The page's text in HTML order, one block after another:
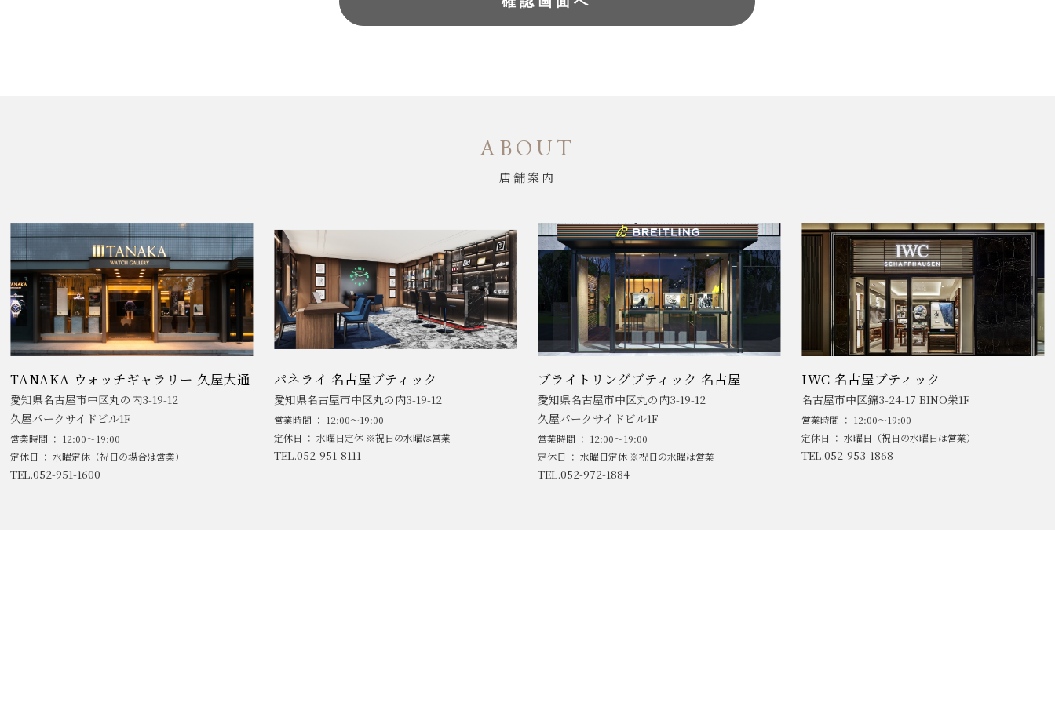
ABOUT
店舗案内
TANAKA ウォッチギャラリー 久屋大通
愛知県名古屋市中区丸の内3-19-12
久屋パークサイドビル1F
営業時間 ： 12:00～19:00
定休日 ： 水曜定休（祝日の場合は営業）
TEL.052-951-1600
パネライ 名古屋ブティック
愛知県名古屋市中区丸の内3-19-12
営業時間 ： 12:00～19:00
定休日 ： 水曜日定休 ※祝日の水曜は営業
TEL.052-951-8111
ブライトリングブティック 名古屋
愛知県名古屋市中区丸の内3-19-12
久屋パークサイドビル1F
営業時間 ： 12:00～19:00
定休日 ： 水曜日定休 ※祝日の水曜は営業
TEL.052-972-1884
IWC 名古屋ブティック
名古屋市中区錦3-24-17 BINO栄1F
営業時間 ： 12:00～19:00
定休日 ： 水曜日（祝日の水曜日は営業）
TEL.052-953-1868